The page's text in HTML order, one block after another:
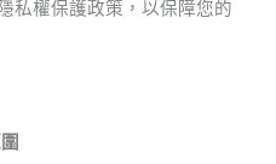
私權保護政策，以保障您的